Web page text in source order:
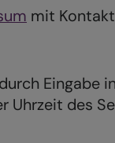
mit
des